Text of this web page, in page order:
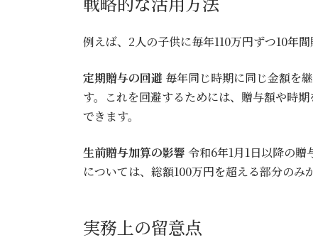
例えば、2人の子供に毎年110万円ずつ10年
定期贈与の回避 毎年同じ時期に同じ金額を
す。これを回避するためには、贈与額や時
できます。
生前贈与加算の影響 令和6年1月1日以降の
については、総額100万円を超える部分のみ
実務上の留意点